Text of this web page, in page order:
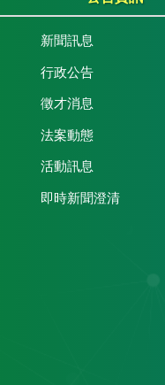
新聞訊息
行政公告
徵才消息
法案動態
活動訊息
即時新聞澄清